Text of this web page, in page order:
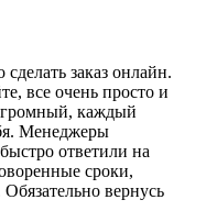
заказ онлайн.
все очень просто и
каждый
Менеджеры
ответили на
сроки,
вернусь